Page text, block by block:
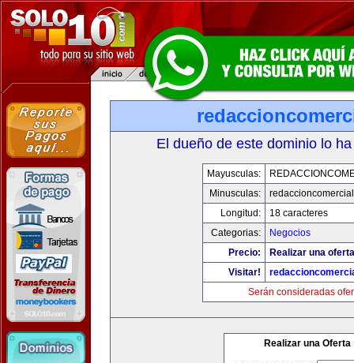
El dueño de este dominio lo
Mayusculas:
Minusculas:
Longitud:
18 caracteres
Categorias:
Negocios
Precio:
Realizar una
Visitar!
Serán consideradas
Realizar una Oferta